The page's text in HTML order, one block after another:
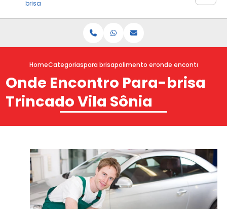
HomeCategoriaspara brisapolimento em para brisa
onde encontro para
Onde Encontro Para-brisa
Trincado Vila Sônia